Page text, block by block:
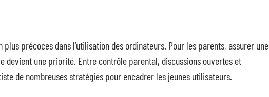
plus précoces dans l’utilisation des ordinateurs. Pour les parents, assurer une
devient une priorité. Entre contrôle parental, discussions ouvertes et
de nombreuses stratégies pour encadrer les jeunes utilisateurs.